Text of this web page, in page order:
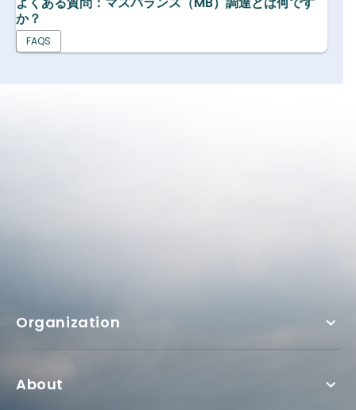
か？
FAQS
Organization
About